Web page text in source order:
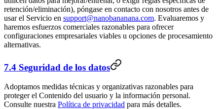
retención/eliminación), póngase en contacto con nosotros antes de
usar el Servicio en support@nanobananana.com. Evaluaremos y
haremos esfuerzos comerciales razonables para ofrecer
configuraciones empresariales viables u opciones de procesamiento
alternativas.
7.4 Seguridad de los datos
Adoptamos medidas técnicas y organizativas razonables para
proteger el Contenido del usuario y la información personal.
Consulte nuestra Política de privacidad para más detalles.